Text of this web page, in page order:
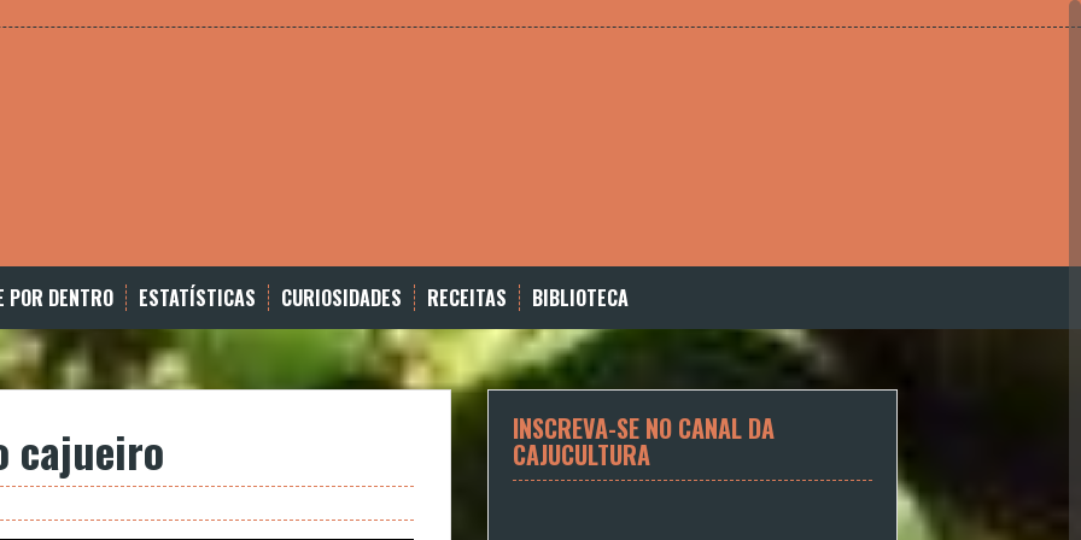
POR DENTRO ESTATÍSTICAS CURIOSIDADES RECEITAS BIBLIOTECA
cajueiro INSCREVA-SE NO CANAL DA
CAJUCULTURA